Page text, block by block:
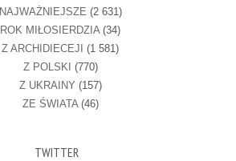
NAJWAŻNIEJSZE (2 631)
ROK MIŁOSIERDZIA (34)
Z ARCHIDIECEJI (1 581)
Z POLSKI (770)
Z UKRAINY (157)
ZE ŚWIATA(46)
TWITTER